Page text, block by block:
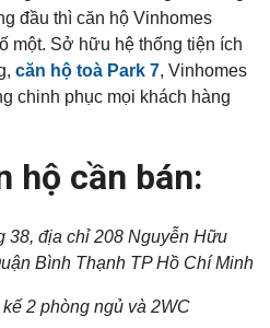
đầu thì căn hộ Vinhomes
một. Sở hữu hệ thống tiện ích
căn hộ toà Park 7, Vinhomes
chinh phục mọi khách hàng
hộ cần bán:
38, địa chỉ 208 Nguyễn Hữu
Bình Thạnh TP Hồ Chí Minh
2 phòng ngủ và 2WC